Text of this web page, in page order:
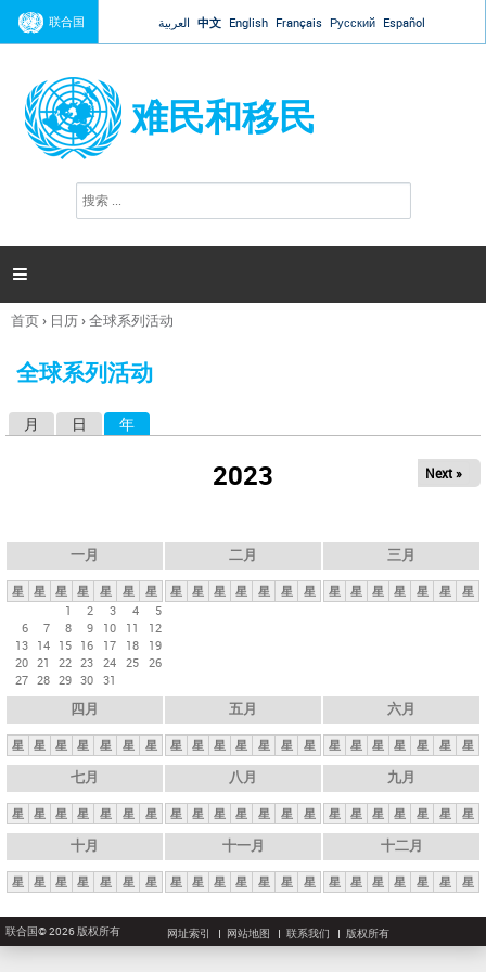
Jump to navigation
联合国 العربية 中文 English Français Русский Español
难民和移民
搜
索

你
这
首页› 日历›全球系列活动
全球系列活动
月 日 年
2023 Next »
一月
星 星 星 星 星 星
星
1
2 3 4
5
6
7 8 9 10 11
12
13 14 15 16 17 18
19
20 21 22 23 24 25 26
27 28 29 30 31
二月
星 星 星 星 星 星 星
三月
星 星 星 星 星 星 星
四月
星 星 星 星 星 星 星
五月
星 星 星 星 星 星 星
六月
星 星 星 星 星 星 星
七月
星 星 星 星 星 星 星
八月
星 星 星 星 星 星 星
九月
星 星 星 星 星 星 星
十月
星 星 星 星 星 星 星
十一月
星 星 星 星 星 星 星
十二月
星 星 星 星 星 星 星
联合国© 2026 版权所有 网址索引 网站地图 联系我们 版权所有